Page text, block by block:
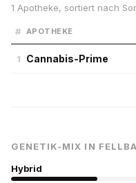
1 Apotheke, sortiert nach
# APOTHEKE
1 Cannabis-Prime
GENETIK-MIX IN
Hybrid